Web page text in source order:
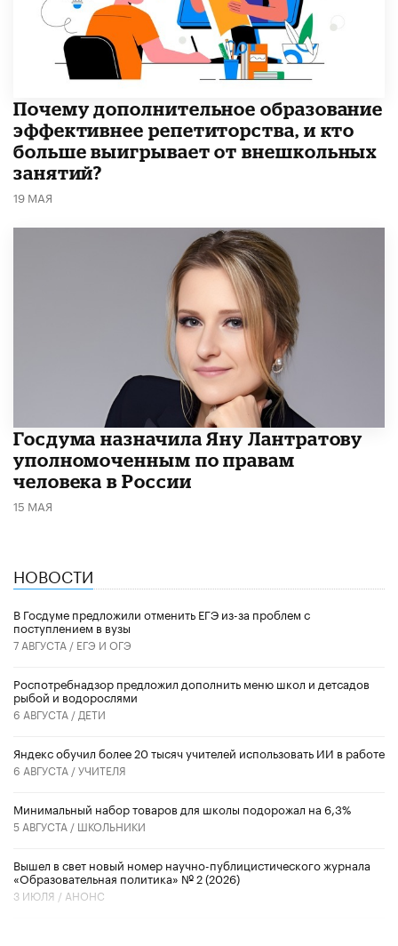
​Почему дополнительное образование
эффективнее репетиторства, и кто
больше выигрывает от внешкольных
занятий?
19 МАЯ
Госдума назначила Яну Лантратову
уполномоченным по правам
человека в России
15 МАЯ
НОВОСТИ
В Госдуме предложили отменить ЕГЭ из-за проблем с
поступлением в вузы
7 АВГУСТА / ЕГЭ И ОГЭ
Роспотребнадзор предложил дополнить меню школ и детсадов
рыбой и водорослями
6 АВГУСТА / ДЕТИ
​Яндекс обучил более 20 тысяч учителей использовать ИИ в работе
6 АВГУСТА /УЧИТЕЛЯ
Минимальный набор товаров для школы подорожал на 6,3%
5 АВГУСТА / ШКОЛЬНИКИ
Вышел в свет новый номер научно-публицистического журнала
«Образовательная политика» № 2 (2026)
3 ИЮЛЯ / АНОНС